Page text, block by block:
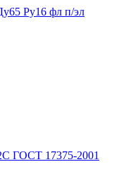
Ру16 фл п/эл
ГОСТ 17375-2001